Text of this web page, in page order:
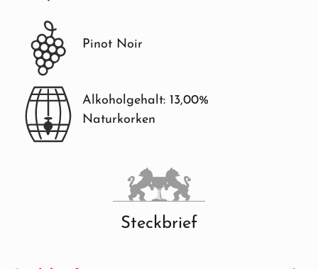
Pinot Noir
Alkoholgehalt: 13,00%
Naturkorken
Steckbrief